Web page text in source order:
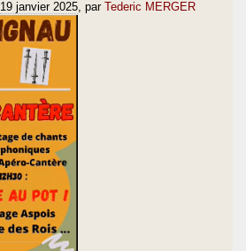
19 janvier 2025 , par Tederic MERGER